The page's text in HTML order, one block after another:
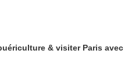
& visiter Paris avec